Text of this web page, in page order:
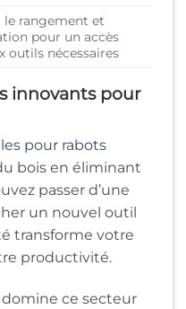
le rangement et
pour un accès
outils nécessaires
innovants pour
pour rabots
bois en éliminant
passer d’une
un nouvel outil
transforme votre
productivité.
ce secteur